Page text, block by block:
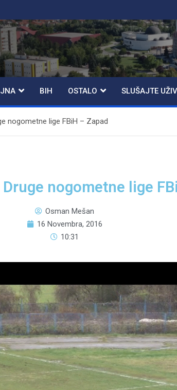
BIH OSTALO SLUŠAJTE
nogometne lige FBiH – Zapad
nogometne lige
Osman Mešan
16 Novembra, 2016
10:31